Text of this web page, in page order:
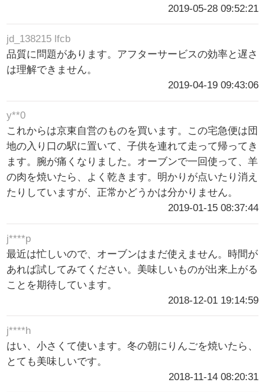
2019-05-28 09:52:21
jd_138215 lfcb
品質に問題があります。アフターサービスの効率と遅さ
は理解できません。
2019-04-19 09:43:06
y**0
これからは京東自営のものを買います。この宅急便は団
地の入り口の駅に置いて、子供を連れて走って帰ってき
ます。腕が痛くなりました。オーブンで一回使って、羊
の肉を焼いたら、よく乾きます。明かりが点いたり消え
たりしていますが、正常かどうかは分かりません。
2019-01-15 08:37:44
j****p
最近は忙しいので、オーブンはまだ使えません。時間が
あれば試してみてください。美味しいものが出来上がる
ことを期待しています。
2018-12-01 19:14:59
j****h
はい、小さくて使います。冬の朝にりんごを焼いたら、
とても美味しいです。
2018-11-14 08:20:31